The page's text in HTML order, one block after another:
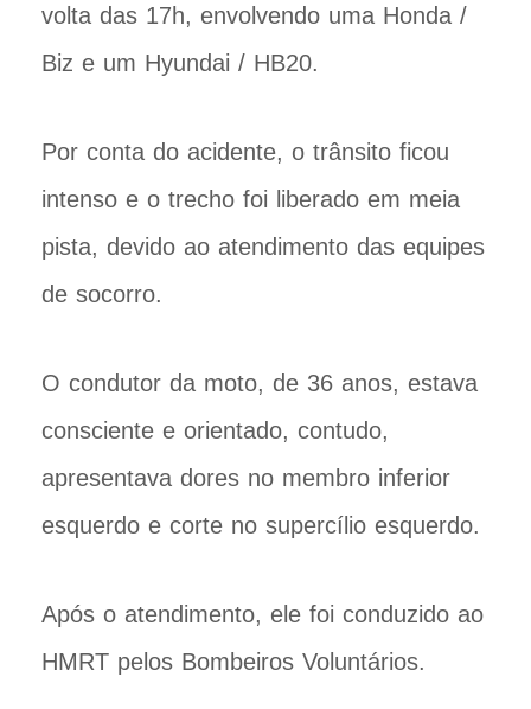
volta das 17h, envolvendo uma Honda /
Biz e um Hyundai / HB20.
Por conta do acidente, o trânsito ficou
intenso e o trecho foi liberado em meia
pista, devido ao atendimento das equipes
de socorro.
O condutor da moto, de 36 anos, estava
consciente e orientado, contudo,
apresentava dores no membro inferior
esquerdo e corte no supercílio esquerdo.
Após o atendimento, ele foi conduzido ao
HMRT pelos Bombeiros Voluntários.